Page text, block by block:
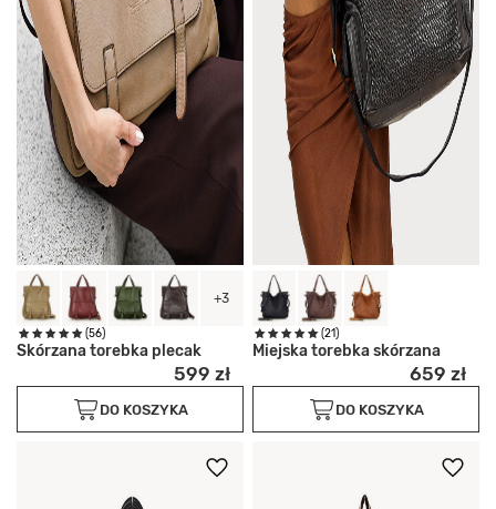
+3
(56)
Skórzana torebka plecak
599 zł
DO KOSZYKA
(21)
Miejska torebka skórzana
659 zł
DO KOSZYKA